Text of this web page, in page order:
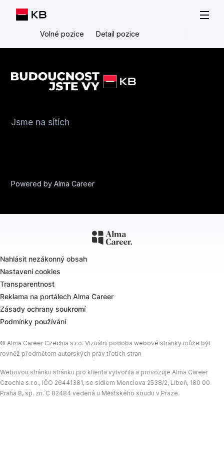
Volné pozice Detail pozice
Jsme na sítích
Powered byAlma Career
Nahlásit nezákonný obsah
Nastavení cookies
Transparentnost
Reklama na portálech Alma Career
Zásady ochrany soukromí
Podmínky používání
© Alma Career Czechia s.r.o. Vizuální podoba webové stránky může být
rovněž předmětem autorských práv třetích stran
Webovou stránku stránku pro klienta vytvořila a provozuje Alma Career
Czechia s.r.o., IČO 26441381, se sídlem Menclova 2538/2, Libeň, 180 00
Praha 8, sp. zn. C 82484 vedená u Městského soudu v Praze.